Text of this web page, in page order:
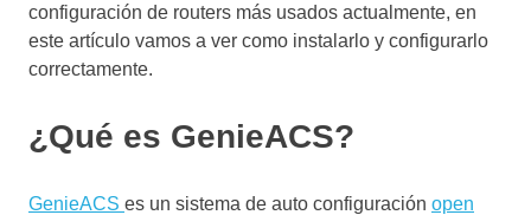
configuración de routers más usados actualmente, en
este artículo vamos a ver como instalarlo y configurarlo
correctamente.
¿Qué es GenieACS?
GenieACS es un sistema de auto configuración open